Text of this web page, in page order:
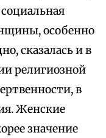
особенно
сказалась и в
религиозной
в
Женские
значение